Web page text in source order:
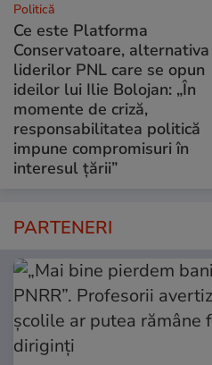
Politică
Ce este Platforma
Conservatoare, alternativa
liderilor PNL care se opun
ideilor lui Ilie Bolojan: „În
momente de criză,
responsabilitatea politică
impune compromisuri în
interesul țării”
PARTENERI